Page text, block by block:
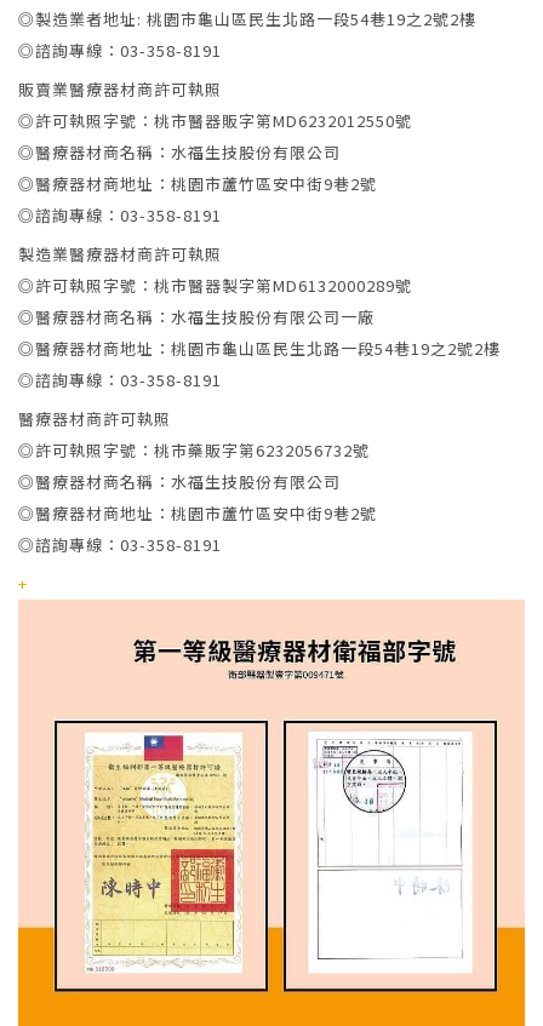
◎製造業者地址: 桃園市龜山區民生北路一段54巷19之2號2樓
◎諮詢專線：03-358-8191
販賣業醫療器材商許可執照
◎許可執照字號：桃市醫器販字第MD6232012550號
◎醫療器材商名稱：水福生技股份有限公司
◎醫療器材商地址：桃園市蘆竹區安中街9巷2號
◎諮詢專線：03-358-8191
製造業醫療器材商許可執照
◎許可執照字號：桃市醫器製字第MD6132000289號
◎醫療器材商名稱：水福生技股份有限公司一廠
◎醫療器材商地址：桃園市龜山區民生北路一段54巷19之2號2樓
◎諮詢專線：03-358-8191
醫療器材商許可執照
◎許可執照字號：桃市藥販字第6232056732號
◎醫療器材商名稱：水福生技股份有限公司
◎醫療器材商地址：桃園市蘆竹區安中街9巷2號
◎諮詢專線：03-358-8191
+